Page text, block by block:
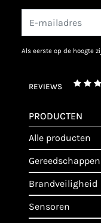
als eerste op de hoogte
REVIEWS
PRODUCTEN
alle producten
gereedschappen
brandveiligheid
sensoren